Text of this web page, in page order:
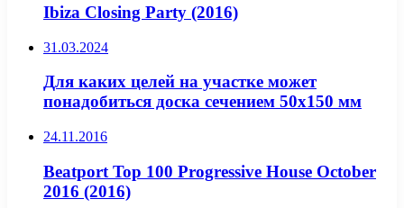
Ibiza Closing Party (2016)
31.03.2024
Для каких целей на участке может
понадобиться доска сечением 50х150 мм
24.11.2016
Beatport Top 100 Progressive House October
2016 (2016)